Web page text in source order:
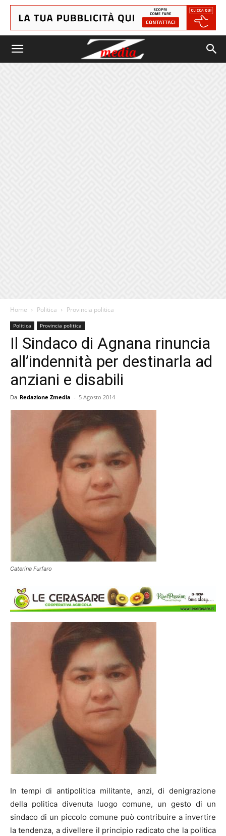
Home Politica Provincia politica
Politica Provincia politica
Il Sindaco di Agnana rinuncia
all’indennità per destinarla ad
anziani e disabili
Da Redazione Zmedia - 5 Agosto 2014
Caterina Furfaro
In tempi di antipolitica militante, anzi, di denigrazione
della politica divenuta luogo comune, un gesto di un
sindaco di un piccolo comune può contribuire a invertire
la tendenza, a divellere il principio radicato che la politica